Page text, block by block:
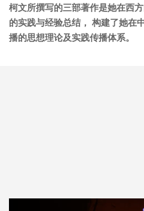
柯文所撰写的三部著作是她在西
的实践与经验总结， 构建了她在
播的思想理论及实践传播体系。